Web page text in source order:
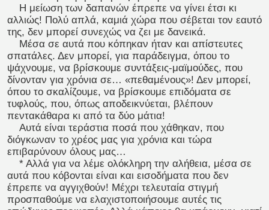
Η μείωση των δαπανών έπρεπε να γίνει έτσι κι
αλλιώς! Πολύ απλά, καμιά χώρα που σέβεται τον εαυτό
της, δεν μπορεί συνεχώς να ζει με δανεικά.
Μέσα σε αυτά που κόπηκαν ήταν και απίστευτες
σπατάλες. Δεν μπορεί, για παράδειγμα, όπου το
ψάχνουμε, να βρίσκουμε συντάξεις-μαϊμούδες, που
δίνονταν για χρόνια σε… «πεθαμένους»! Δεν μπορεί,
όπου το σκαλίζουμε, να βρίσκουμε επιδόματα σε
τυφλούς, που, όπως αποδεικνύεται, βλέπουν
πεντακάθαρα κι από τα δύο μάτια!
Αυτά είναι τεράστια ποσά που χάθηκαν, που
διόγκωναν το χρέος μας για χρόνια και τώρα
επιβαρύνουν όλους μας…
* Αλλά για να λέμε ολόκληρη την αλήθεια, μέσα σε
αυτά που κόβονται είναι και εισοδήματα που δεν
έπρεπε να αγγιχθούν! Μέχρι τελευταία στιγμή
προσπαθούμε να ελαχιστοποιήσουμε αυτές τις